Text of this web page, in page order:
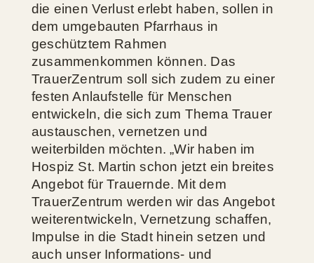
die einen Verlust erlebt haben, sollen in
dem umgebauten Pfarrhaus in
geschütztem Rahmen
zusammenkommen können. Das
TrauerZentrum soll sich zudem zu einer
festen Anlaufstelle für Menschen
entwickeln, die sich zum Thema Trauer
austauschen, vernetzen und
weiterbilden möchten. „Wir haben im
Hospiz St. Martin schon jetzt ein breites
Angebot für Trauernde. Mit dem
TrauerZentrum werden wir das Angebot
weiterentwickeln, Vernetzung schaffen,
Impulse in die Stadt hinein setzen und
auch unser Informations- und